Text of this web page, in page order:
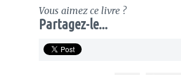
Vous aimez ce livre ?
Partagez-le...